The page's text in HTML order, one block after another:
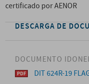
certificado por AENOR
DESCARGA DE
DOCUMENTO
DIT 624R-19